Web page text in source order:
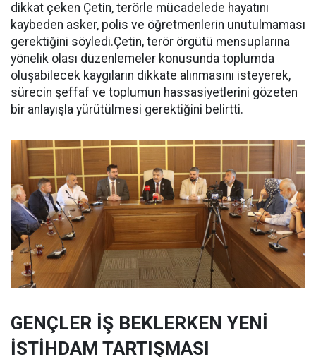
dikkat çeken Çetin, terörle mücadelede hayatını
kaybeden asker, polis ve öğretmenlerin unutulmaması
gerektiğini söyledi.Çetin, terör örgütü mensuplarına
yönelik olası düzenlemeler konusunda toplumda
oluşabilecek kaygıların dikkate alınmasını isteyerek,
sürecin şeffaf ve toplumun hassasiyetlerini gözeten
bir anlayışla yürütülmesi gerektiğini belirtti.
GENÇLER İŞ BEKLERKEN YENİ
İSTİHDAM TARTIŞMASI